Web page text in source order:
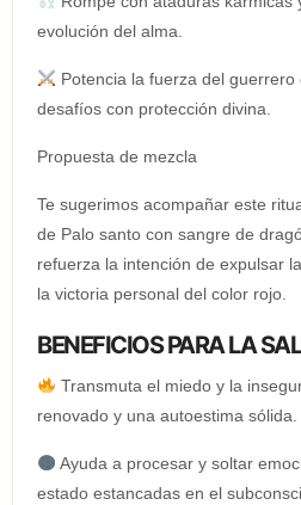
evolución del alma.
Potencia la fuerza del
desafíos con protección divina.
Propuesta de mezcla
Te sugerimos acompañar este
de Palo santo con sangre de
refuerza la intención de expulsar
la victoria personal del color rojo.
BENEFICIOS PARA LA
Transmuta el miedo y la
renovado y una autoestima sólida.
Ayuda a procesar y soltar
estado estancadas en el